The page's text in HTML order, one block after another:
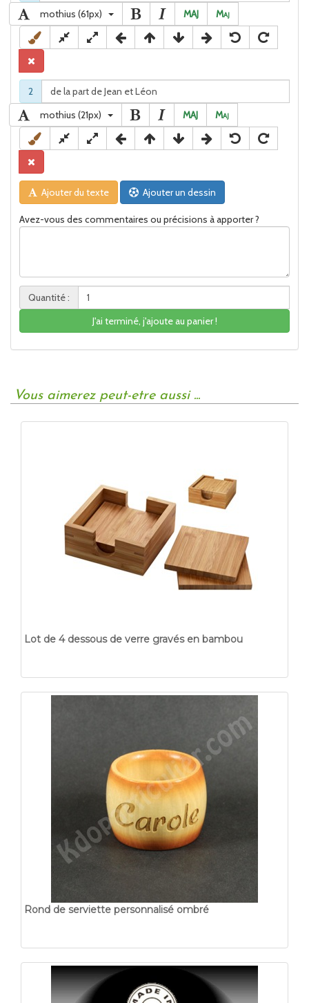
mothius (61px) MAJ Maj
2
mothius (21px)
MAJ Maj
Ajouter du texte Ajouter un dessin
Avez-vous des commentaires ou précisions à apporter ?
Quantité :
J'ai terminé, j'ajoute au panier !
Vous aimerez peut-etre aussi ...
Lot de 4 dessous de verre gravés en bambou
Rond de serviette personnalisé ombré